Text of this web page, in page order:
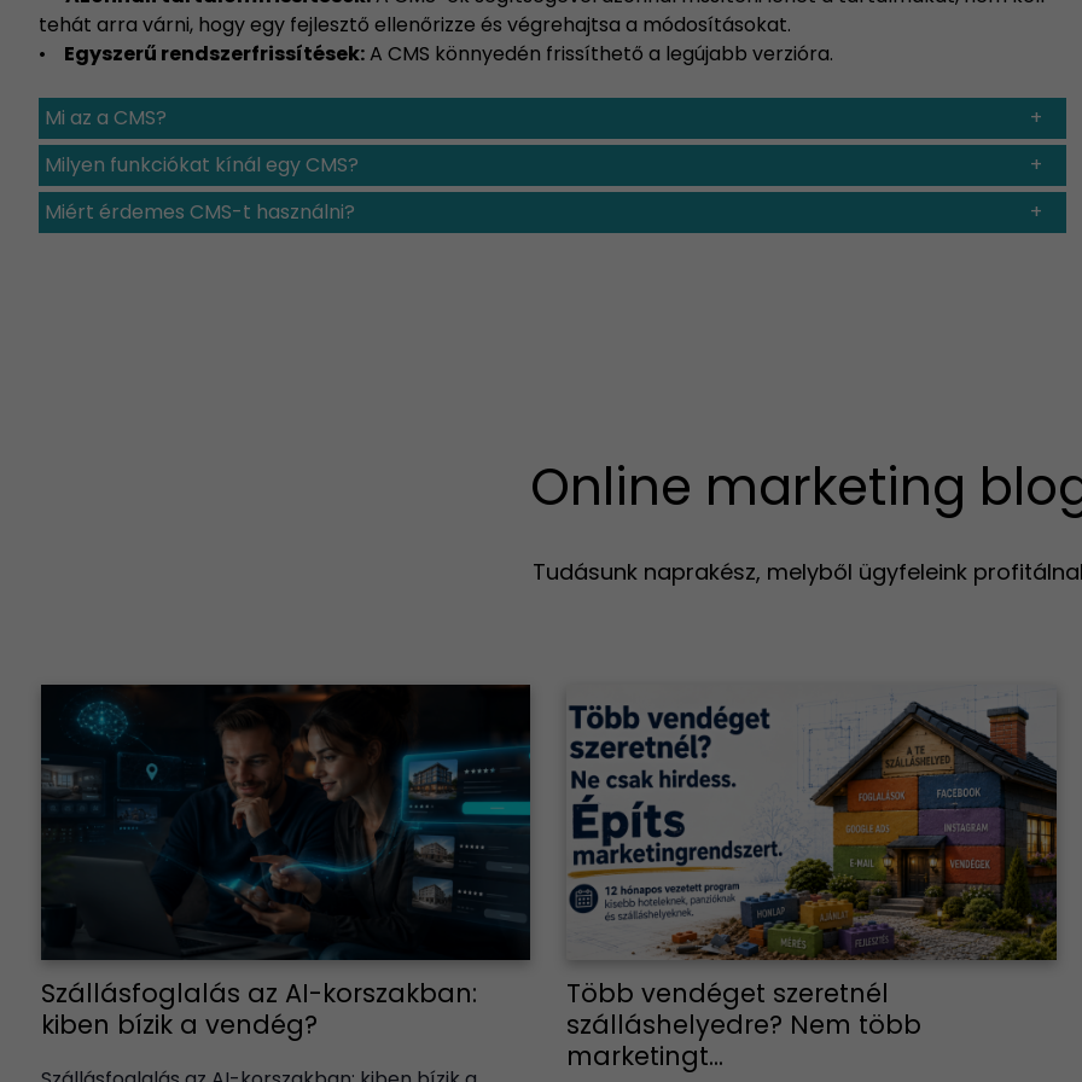
tehát arra várni, hogy egy fejlesztő ellenőrizze és végrehajtsa a módosításokat.
•
Egyszerű rendszerfrissítések:A CMS könnyedén frissíthető a legújabb verzióra.
Mi az a CMS?
Milyen funkciókat kínál egy CMS?
Miért érdemes CMS-t használni?
Online marketing
Tudásunk naprakész, melyből ügyfeleink
Szállásfoglalás az AI-korszakban:
kiben bízik a vendég?
Több vendéget szeretnél
szálláshelyedre? Nem több
marketingt...